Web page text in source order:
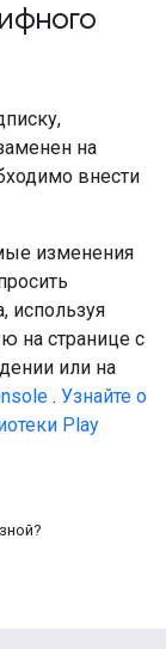
на
внести
изменения
используя
на странице с
или на
. Узнайте о
Play